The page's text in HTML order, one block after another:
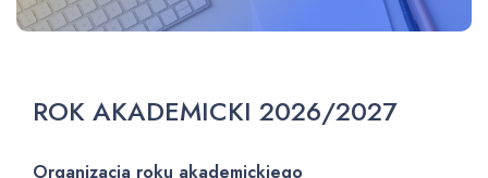
ROK AKADEMICKI 2026/2027
Organizacja roku akademickiego